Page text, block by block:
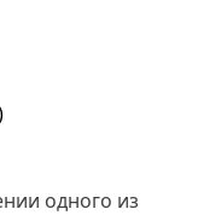
одного из